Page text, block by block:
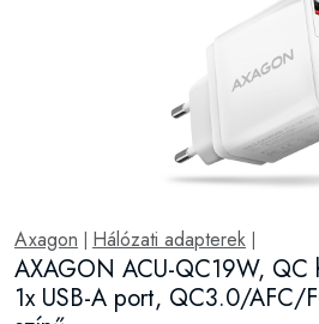
Axagon Hálózati adapterek
AXAGON ACU-QC19W, QC
1x USB-A port, QC3.0/AFC/